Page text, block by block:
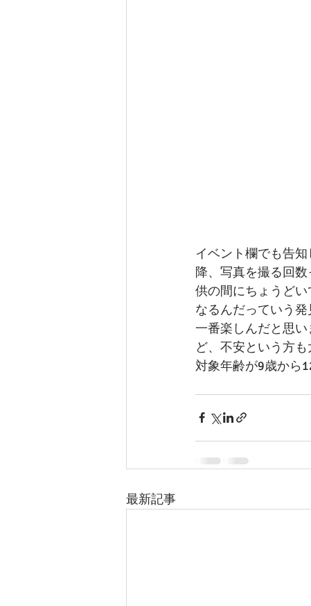
イベント欄でも告
降、写真を撮る回
供の間にちょうど
なるんだっていう
一番楽しんだと思
ど、不安という方も
対象年齢が9歳から
最新記事